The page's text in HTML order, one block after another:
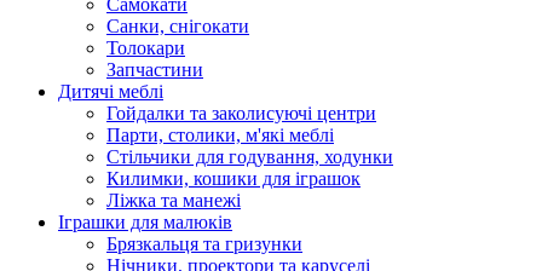
Самокати
Санки, снігокати
Толокари
Запчастини
Дитячі меблі
Гойдалки та заколисуючі центри
Парти, столики, м'які меблі
Стільчики для годування, ходунки
Килимки, кошики для іграшок
Ліжка та манежі
Іграшки для малюків
Брязкальця та гризунки
Нічники, проектори та каруселі